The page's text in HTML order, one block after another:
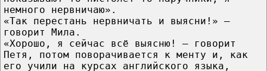
немного нервничаю».
«Так перестань нервничать и выясни!» –
говорит Мила.
«Хорошо, я сейчас всё выясню! – говорит
Петя, потом поворачивается к менту и, как
его учили на курсах английского языка,